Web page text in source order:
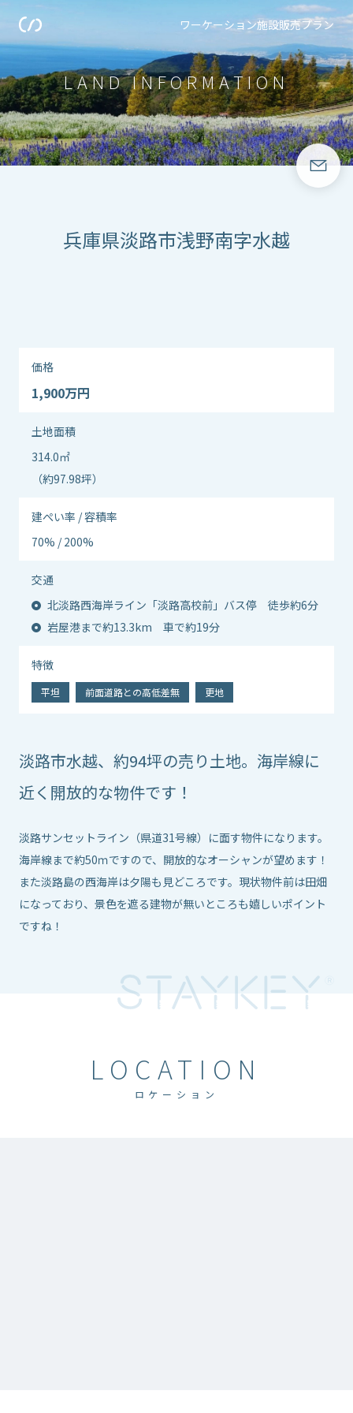
ワーケーション施設販売プラン
LAND INFORMATION
兵庫県淡路市浅野南字水越
価格
1,900万円
土地面積
314.0㎡
（約97.98坪）
建ぺい率 / 容積率
70% / 200%
交通
北淡路西海岸ライン「淡路高校前」バス停 徒歩約6分
岩屋港まで約13.3km 車で約19分
特徴
平坦 前面道路との高低差無 更地
淡路市水越、約94坪の売り土地。海岸線に
近く開放的な物件です！
淡路サンセットライン（県道31号線）に面す物件になります。
海岸線まで約50ｍですので、開放的なオーシャンが望めます！
また淡路島の西海岸は夕陽も見どころです。現状物件前は田畑
になっており、景色を遮る建物が無いところも嬉しいポイント
ですね！
LOCATION
ロケーション